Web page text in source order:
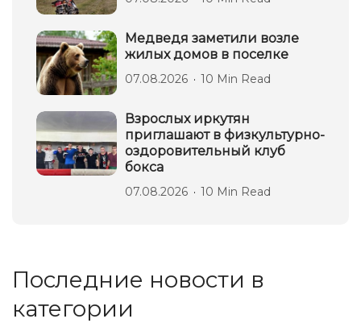
Медведя заметили возле
жилых домов в поселке
07.08.2026 10 Min Read
Взрослых иркутян
приглашают в физкультурно-
оздоровительный клуб
бокса
07.08.2026 10 Min Read
Последние новости в
категории